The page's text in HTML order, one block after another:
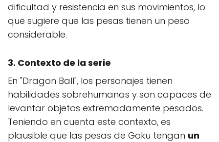
dificultad y resistencia en sus movimientos, lo
que sugiere que las pesas tienen un peso
considerable.
3. Contexto de la serie
En "Dragon Ball", los personajes tienen
habilidades sobrehumanas y son capaces de
levantar objetos extremadamente pesados.
Teniendo en cuenta este contexto, es
plausible que las pesas de Goku tengan un